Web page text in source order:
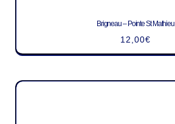
Brigneau – Pointe St Mathieu
12,00€